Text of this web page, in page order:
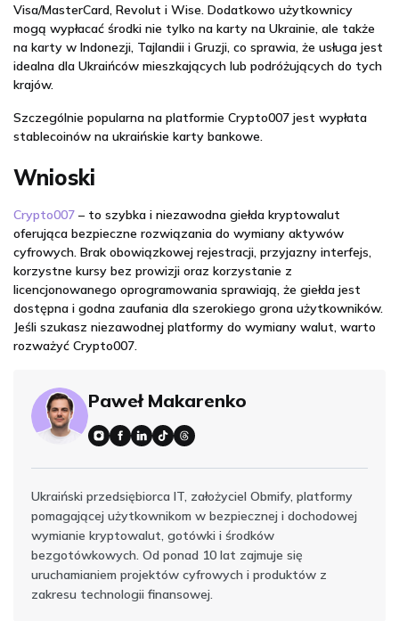
Visa/MasterCard, Revolut i Wise. Dodatkowo użytkownicy
mogą wypłacać środki nie tylko na karty na Ukrainie, ale także
na karty w Indonezji, Tajlandii i Gruzji, co sprawia, że usługa jest
idealna dla Ukraińców mieszkających lub podróżujących do tych
krajów.
Szczególnie popularna na platformie Crypto007 jest wypłata
stablecoinów na ukraińskie karty bankowe.
Wnioski
Crypto007 – to szybka i niezawodna giełda kryptowalut
oferująca bezpieczne rozwiązania do wymiany aktywów
cyfrowych. Brak obowiązkowej rejestracji, przyjazny interfejs,
korzystne kursy bez prowizji oraz korzystanie z
licencjonowanego oprogramowania sprawiają, że giełda jest
dostępna i godna zaufania dla szerokiego grona użytkowników.
Jeśli szukasz niezawodnej platformy do wymiany walut, warto
rozważyć Crypto007.
Paweł Makarenko
Ukraiński przedsiębiorca IT, założyciel Obmify, platformy
pomagającej użytkownikom w bezpiecznej i dochodowej
wymianie kryptowalut, gotówki i środków
bezgotówkowych. Od ponad 10 lat zajmuje się
uruchamianiem projektów cyfrowych i produktów z
zakresu technologii finansowej.